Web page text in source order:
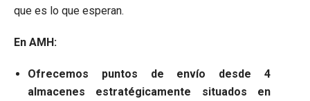
que es lo que esperan.
En AMH:
Ofrecemos puntos de envío desde 4
almacenes estratégicamente situados en